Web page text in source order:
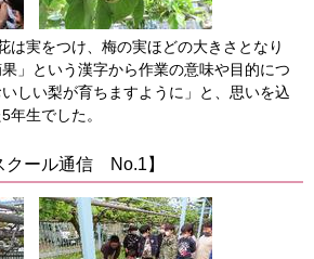
実をつけ、梅の実ほどの大きさとなり
」という漢字から作業の意味や目的につ
しい梨が育ちますように」と、思いを込
年生でした。
クール通信 No.1】